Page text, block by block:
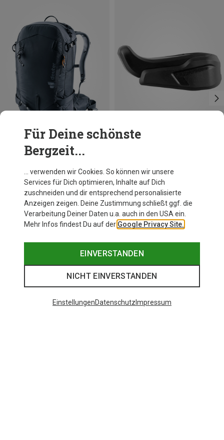
Du sparst 17%
Edelrid
Fingerrest II Fingerauflage
17,95 €
Für Deine schönste
Bergzeit...
… verwenden wir Cookies. So können wir unsere
Services für Dich optimieren, Inhalte auf Dich
zuschneiden und dir entsprechend personalisierte
Anzeigen zeigen. Deine Zustimmung schließt ggf. die
Verarbeitung Deiner Daten u.a. auch in den USA ein.
Mehr Infos findest Du auf der Google Privacy Site.
EINVERSTANDEN
NICHT EINVERSTANDEN
EinstellungenDatenschutz Impressum